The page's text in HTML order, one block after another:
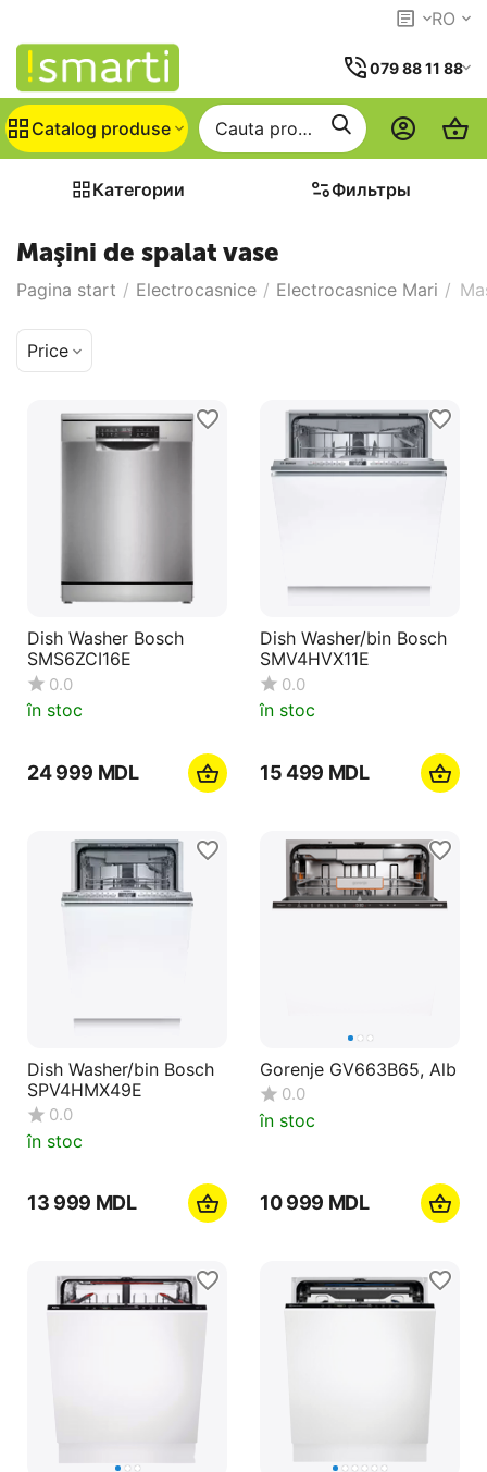
RO
079 88 11 88
Catalog produse
Категории Фильтры
Maşini de spalat vase
Pagina start / Electrocasnice / Electrocasnice Mari /
Price
Dish Washer Bosch
SMS6ZCI16E
0.0
în stoc
24 999 MDL
Dish Washer/bin Bosch
SMV4HVX11E
0.0
în stoc
15 499 MDL
Dish Washer/bin Bosch
SPV4HMX49E
0.0
în stoc
13 999 MDL
Gorenje GV663B65, Alb
0.0
în stoc
10 999 MDL